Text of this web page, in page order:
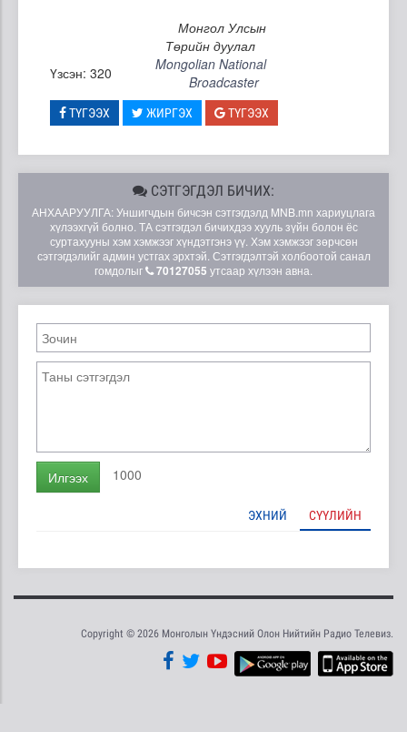
Монгол Улсын
Төрийн дуулал
Үзсэн: 320
Mongolian National
Broadcaster
ТҮГЭЭХ ЖИРГЭХ ТҮГЭЭХ
СЭТГЭГДЭЛ БИЧИХ:
АНХААРУУЛГА: Уншигчдын бичсэн сэтгэгдэлд MNB.mn хариуцлага
хүлээхгүй болно. ТА сэтгэгдэл бичихдээ хууль зүйн болон ёс
суртахууны хэм хэмжээг хүндэтгэнэ үү. Хэм хэмжээг зөрчсөн
сэтгэгдэлийг админ устгах эрхтэй. Сэтгэгдэлтэй холбоотой санал
гомдолыг
70127055 утсаар хүлээн авна.
Илгээх 1000
ЭХНИЙ СҮҮЛИЙН
Copyright © 2026 Монголын Үндэсний Олон Нийтийн Радио Телевиз.